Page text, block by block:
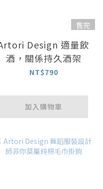
售完
Design 適量飲
酒，關係持久酒架
NT$790
加入購物車